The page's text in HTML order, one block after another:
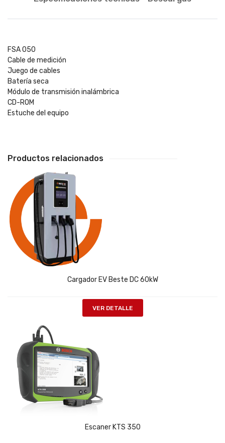
FSA 050
Cable de medición
Juego de cables
Batería seca
Módulo de transmisión inalámbrica
CD-ROM
Estuche del equipo
Productos relacionados
Cargador EV Beste DC 60kW
VER DETALLE
Escaner KTS 350